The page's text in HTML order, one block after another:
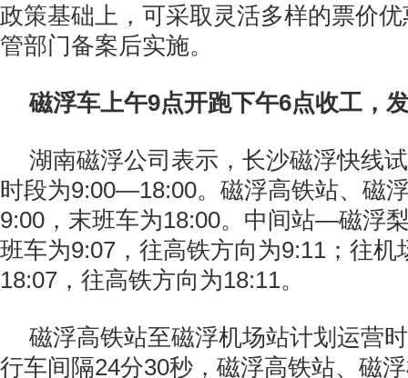
政策基础上，可采取灵活多样的票价
管部门备案后实施。
磁浮车上午9点开跑下午6点收工，
湖南磁浮公司表示，长沙磁浮快线
时段为9:00—18:00。磁浮高铁站、磁
9:00，末班车为18:00。中间站—磁浮
班车为9:07，往高铁方向为9:11；往机
18:07，往高铁方向为18:11。
磁浮高铁站至磁浮机场站计划运营
行车间隔24分30秒，磁浮高铁站、磁